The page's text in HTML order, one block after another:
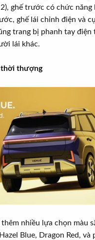
ghế trước có chức năng
ghế lái chỉnh điện và
trang bị phanh tay điện
lái khác.
thời thượng
nhiều lựa chọn màu
Blue, Dragon Red, và